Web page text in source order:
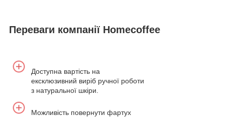
Переваги компанії Homecoffee
Доступна вартість на
ексклюзивний виріб ручної роботи
з натуральної шкіри.
Можливість повернути фартух